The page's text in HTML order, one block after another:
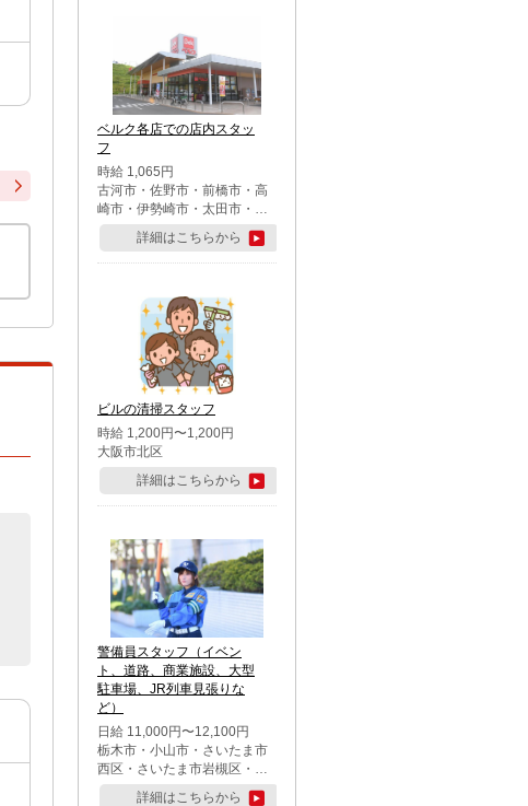
ベルク各店での店内スタッ
フ
時給 1,065円
古河市・佐野市・前橋市・高
崎市・伊勢崎市・太田市・館
林市・藤岡市・大泉町・さい
たま市北区・川越市・熊谷
市・行田市・秩父市・所沢
市・鶴ケ島市・千葉市中央
区・市川市・松戸市・習志野
市・柏市・流山市・八千代
市・足立区・江戸川区・八王
子市・町田市
詳細はこちらから
ビルの清掃スタッフ
時給 1,200円〜1,200円
大阪市北区
詳細はこちらから
警備員スタッフ（イベン
ト、道路、商業施設、大型
駐車場、JR列車見張りな
ど）
日給 11,000円〜12,100円
栃木市・小山市・さいたま市
西区・さいたま市岩槻区・久
喜市・蓮田市
詳細はこちらから